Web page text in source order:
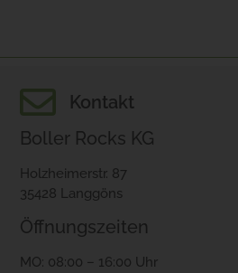
Kontakt
Boller Rocks KG
Holzheimerstr. 87
35428 Langgöns
Öffnungszeiten
MO: 08:00 – 16:00 Uhr